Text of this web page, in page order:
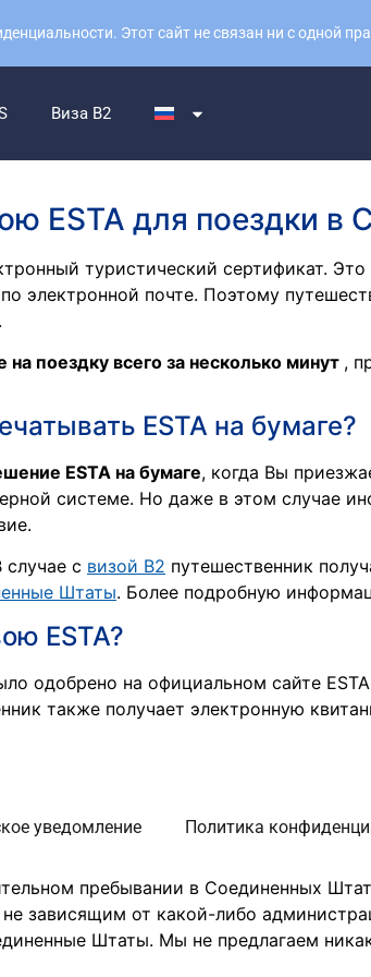
Этот сайт не связан ни с одной
Виза B2
ESTA для поездки в
туристический сертификат.
электронной почте. Поэтому
поездку всего за несколько минут ,
ESTA на бумаге?
ESTA на бумаге, когда Вы
системе. Но даже в этом случае
случае с визой B2 путешественник
Штаты. Более подробную
ESTA?
одобрено на официальном сайте
также получает электронную
уведомление Политика
пребывании в Соединенных
зависящим от какой-либо
Штаты. Мы не предлагаем